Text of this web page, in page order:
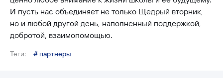
И пусть нас объединяет не только Щедрый вторник,
но и любой другой день, наполненный поддержкой,
добротой, взаимопомощью.
Теги: # партнеры